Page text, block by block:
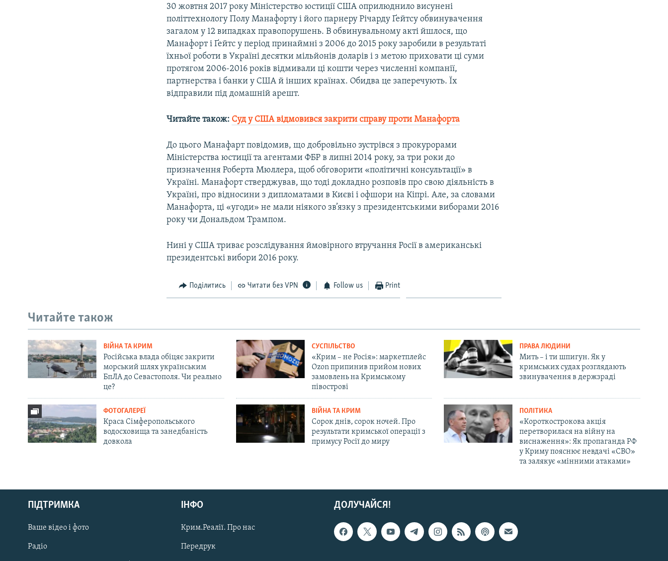
Русский
Qırımtatar
ДОЛУЧАЙСЯ!
30 жовтня 2017 року Міністерство юстиції США оприлюднило висунені
політтехнологу Полу Манафорту і його парнеру Річарду Ґейтсу обвинувачення
загалом у 12 випадках правопорушень. В обвинувальному акті йшлося, що
Манафорт і Ґейтс у період принаймні з 2006 до 2015 року заробили в результаті
їхньої роботи в Україні десятки мільйонів доларів і з метою приховати ці суми
протягом 2006-2016 років відмивали ці кошти через численні компанії,
партнерства і банки у США й інших країнах. Обидва це заперечують. Їх
відправили під домашній арешт.
Читайте також: Суд у США відмовився закрити справу проти Манафорта
До цього Манафарт повідомив, що добровільно зустрівся з прокурорами
Міністерства юстиції та агентами ФБР в липні 2014 року, за три роки до
призначення Роберта Мюллера, щоб обговорити «політичні консультації» в
Україні. Манафорт стверджував, що тоді докладно розповів про свою діяльність в
Україні, про відносини з дипломатами в Києві і офшори на Кіпрі. Але, за словами
Манафорта, ці «угоди» не мали ніякого зв’язку з президентськими виборами 2016
року чи Дональдом Трампом.
Нині у США триває розслідування ймовірного втручання Росії в американські
президентські вибори 2016 року.
Поділитись Читати без VPN Follow us Print
Читайте також
ВІЙНА ТА КРИМ
Російська влада обіцяє закрити
морський шлях українським
БпЛА до Севастополя. Чи реально
це?
СУСПІЛЬСТВО
«Крим – не Росія»: маркетплейс
Ozon припинив прийом нових
замовлень на Кримському
півострові
ПРАВА ЛЮДИНИ
Мить – і ти шпигун. Як у
кримських судах розглядають
звинувачення в держзраді
ФОТОГАЛЕРЕЇ
Краса Сімферопольського
водосховища та занедбаність
довкола
ВІЙНА ТА КРИМ
Сорок днів, сорок ночей. Про
результати кримської операції з
примусу Росії до миру
ПОЛІТИКА
«Короткострокова акція
перетворилася на війну на
виснаження»: Як пропаганда РФ
у Криму пояснює невдачі «СВО»
та залякує «мінними атаками»
ДОЛУЧАЙСЯ!
ПІДТРИМКА
Ваше відео і фото
Радіо
ІНФО
Крим.Реалії. Про нас
Передрук